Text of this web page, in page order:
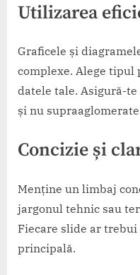
Utilizarea
Graficele și
complexe. Alege
datele tale. Asigură-
și nu
Concizie și
Menține un limbaj
jargonul tehnic sau
Fiecare slide ar
principală.